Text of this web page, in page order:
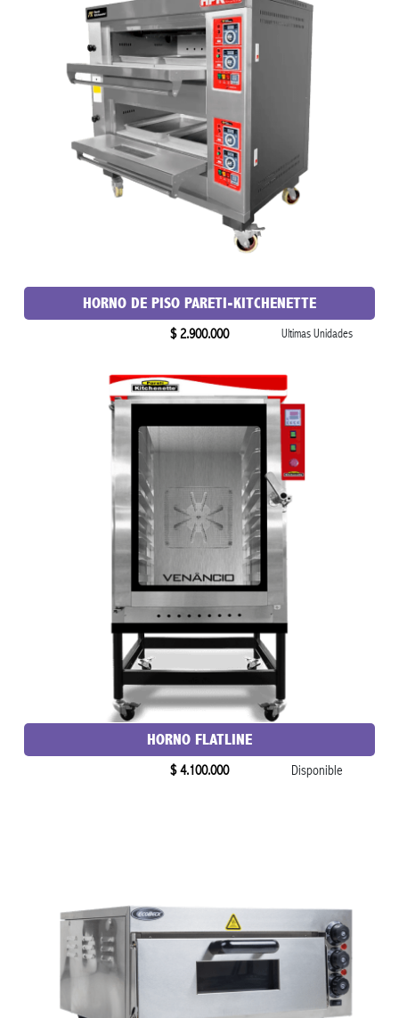
HORNO DE PISO PARETI-KITCHENETTE
$ 2.900.000 Ultimas Unidades
HORNO FLATLINE
$ 4.100.000 Disponible